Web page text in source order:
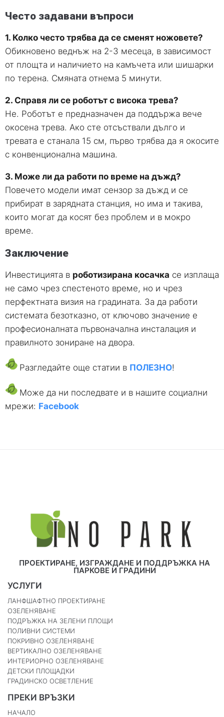
Често задавани въпроси
1. Колко често трябва да се сменят ножовете?
Обикновено веднъж на 2-3 месеца, в зависимост
от площта и наличието на камъчета или шишарки
по терена. Смяната отнема 5 минути.
2. Справя ли се роботът с висока трева?
Не. Роботът е предназначен да поддържа вече
окосена трева. Ако сте отсъствали дълго и
тревата е станала 15 см, първо трябва да я окосите
с конвенционална машина.
3. Може ли да работи по време на дъжд?
Повечето модели имат сензор за дъжд и се
прибират в зарядната станция, но има и такива,
които могат да косят без проблем и в мокро
време.
Заключение
Инвестицията в роботизирана косачка се изплаща
не само чрез спестеното време, но и чрез
перфектната визия на градината. За да работи
системата безотказно, от ключово значение е
професионалната първоначална инсталация и
правилното зониране на двора.
Разгледайте още статии в ПОЛЕЗНО!
Може да ни последвате и в нашите социални
мрежи: Facebook
ПРОЕКТИРАНЕ, ИЗГРАЖДАНЕ И ПОДДРЪЖКА НА
ПАРКОВЕ И ГРАДИНИ
УСЛУГИ
ЛАНФШАФТНО ПРОЕКТИРАНЕ
ОЗЕЛЕНЯВАНЕ
ПОДРЪЖКА НА ЗЕЛЕНИ ПЛОЩИ
ПОЛИВНИ СИСТЕМИ
ПОКРИВНО ОЗЕЛЕНЯВАНЕ
ВЕРТИКАЛНО ОЗЕЛЕНЯВАНЕ
ИНТЕРИОРНО ОЗЕЛЕНЯВАНЕ
ДЕТСКИ ПЛОЩАДКИ
ГРАДИНСКО ОСВЕТЛЕНИЕ
ПРЕКИ ВРЪЗКИ
НАЧАЛО